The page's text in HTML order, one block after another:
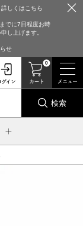
しくはこちら
でに7日程度お時
し上げます。
せ
0
検索